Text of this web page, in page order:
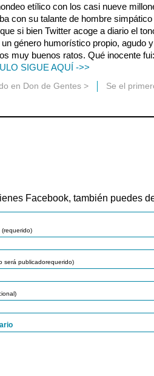
etílico con los casi nueve
con su talante de hombre
si bien Twitter acoge a diario el
género humorístico propio, agudo
muy buenos ratos. Qué inocente
SIGUE AQUÍ ->>
en Don de Gentes > Se el
Facebook, también puedes
(requerido)
será publicadorequerido)